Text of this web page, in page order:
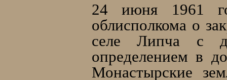
24 июня 1961
облисполкома о
селе Липча с
определением в
Монастырские